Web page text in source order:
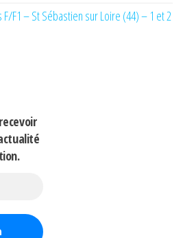
F1 – St Sébastien sur Loire (44) – 1 et 2